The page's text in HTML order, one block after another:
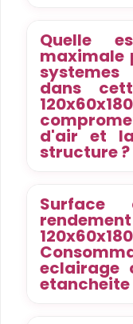
Quelle
maximale
dans
d'air et
structure ?
Surface
eclairage
etancheite